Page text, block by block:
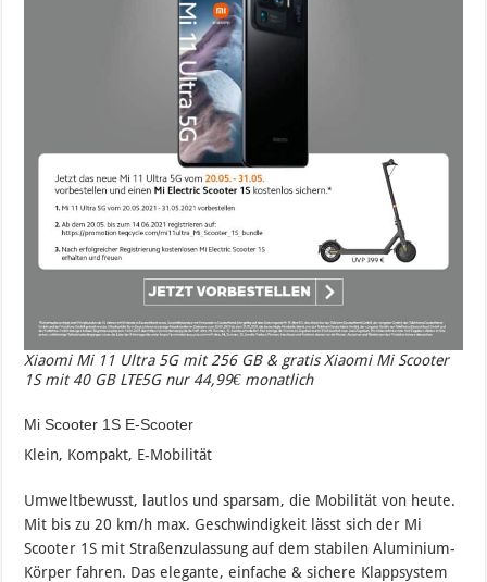
Xiaomi Mi 11 Ultra 5G mit 256 GB & gratis Xiaomi Mi Scooter
1S mit 40 GB LTE5G nur 44,99€ monatlich
Mi Scooter 1S E-Scooter
Klein, Kompakt, E-Mobilität
Umweltbewusst, lautlos und sparsam, die Mobilität von heute.
Mit bis zu 20 km/h max. Geschwindigkeit lässt sich der Mi
Scooter 1S mit Straßenzulassung auf dem stabilen Aluminium-
Körper fahren. Das elegante, einfache & sichere Klappsystem